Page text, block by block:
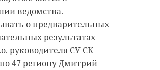
ведомства.
о предварительных
результатах
руководителя СУ СК
47 региону Дмитрий